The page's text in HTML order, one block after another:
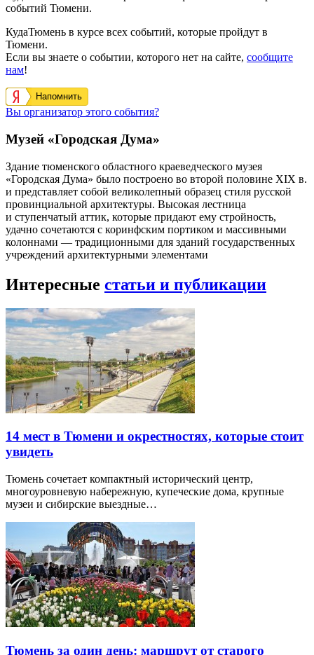
событий Тюмени.
КудаТюмень в курсе всех событий, которые пройдут в
Тюмени.
Если вы знаете о событии, которого нет на сайте, сообщите
нам!
Напомнить
Вы организатор этого события?
Музей «Городская Дума»
Здание тюменского областного краеведческого музея
«Городская Дума» было построено во второй половине XIX в.
и представляет собой великолепный образец стиля русской
провинциальной архитектуры. Высокая лестница
и ступенчатый аттик, которые придают ему стройность,
удачно сочетаются с коринфским портиком и массивными
колоннами — традиционными для зданий государственных
учреждений архитектурными элементами
Интересные статьи и публикации
14 мест в Тюмени и окрестностях, которые стоит
увидеть
Тюмень сочетает компактный исторический центр,
многоуровневую набережную, купеческие дома, крупные
музеи и сибирские выездные…
Тюмень за один день: маршрут от старого